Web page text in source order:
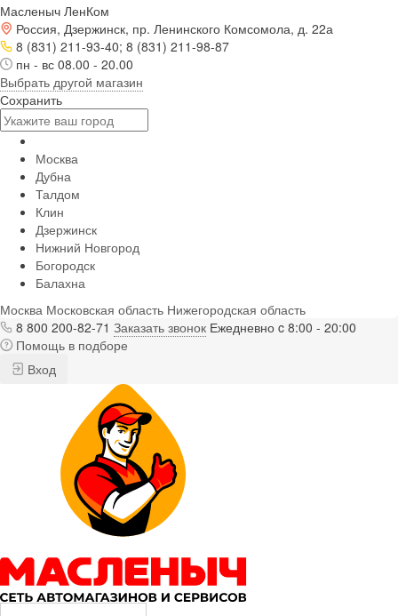
Масленыч ЛенКом
Россия, Дзержинск, пр. Ленинского Комсомола, д. 22а
8 (831) 211-93-40; 8 (831) 211-98-87
пн - вс 08.00 - 20.00
Выбрать другой магазин
Сохранить
Москва
Дубна
Талдом
Клин
Дзержинск
Нижний Новгород
Богородск
Балахна
Москва Московская область Нижегородская область
8 800 200-82-71 Заказать звонок Ежедневно c 8:00 - 20:00
Помощь в подборе
Вход